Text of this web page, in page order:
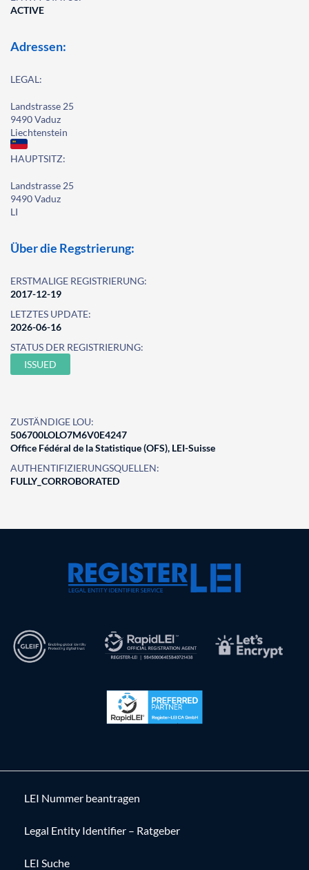
ACTIVE
Adressen:
LEGAL:
Landstrasse 25
9490 Vaduz
Liechtenstein
HAUPTSITZ:
Landstrasse 25
9490 Vaduz
LI
Über die Regstrierung:
ERSTMALIGE REGISTRIERUNG:
2017-12-19
LETZTES UPDATE:
2026-06-16
STATUS DER REGISTRIERUNG:
ISSUED
ZUSTÄNDIGE LOU:
506700LOLO7M6V0E4247
Office Fédéral de la Statistique (OFS), LEI-Suisse
AUTHENTIFIZIERUNGSQUELLEN:
FULLY_CORROBORATED
LEI Nummer beantragen
Legal Entity Identifier – Ratgeber
LEI Suche